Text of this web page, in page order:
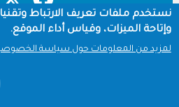
Footer
نستخدم ملفات تعريف الارتباط
وإتاحة الميزات، وقياس أداء الموقع.
لمزيد من المعلومات حول سياسة